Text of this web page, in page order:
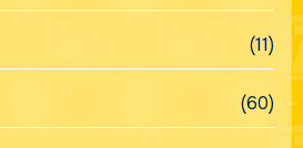
(11)
(60)